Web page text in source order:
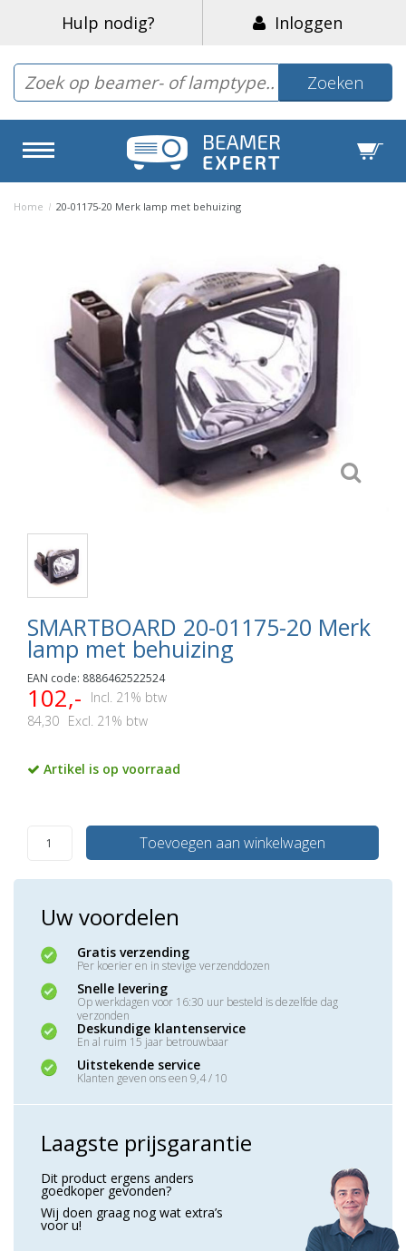
Hulp nodig? Inloggen
Zoeken
Home / 20-01175-20 Merk lamp met behuizing
SMARTBOARD 20-01175-20 Merk
lamp met behuizing
EAN code: 8886462522524
102,-
Incl. 21% btw
84,30 Excl. 21% btw
Artikel is op voorraad
Toevoegen aan winkelwagen
Uw voordelen
Gratis verzending
Per koerier en in stevige verzenddozen
Snelle levering
Op werkdagen voor 16:30 uur besteld is dezelfde dag
verzonden
Deskundige klantenservice
En al ruim 15 jaar betrouwbaar
Uitstekende service
Klanten geven ons een 9,4 / 10
Laagste prijsgarantie
Dit product ergens anders
goedkoper gevonden?
Wij doen graag nog wat extra’s
voor u!